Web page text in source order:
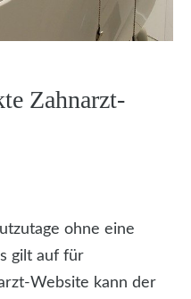
Zahnarzt-
ohne eine
gilt auf für
Website kann der